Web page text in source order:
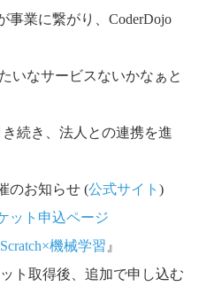
事業に繋がり、CoderDojo
いなサービスないかなぁと
き続き、法人との連携を進
のお知らせ (公式サイト )
ット申込ページ
Scratch×機械学習』
ト取得後、追加で申し込む